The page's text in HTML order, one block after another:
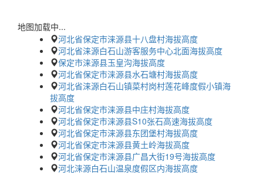
地图加载中...
河北省保定市涞源县十八盘村海拔高度
河北省涞源白石山游客服务中心北面海拔高度
保定市涞源县玉皇沟海拔高度
河北省保定市涞源县水石塘村海拔高度
河北省涞源白石山镇菜村岗村莲花峰度假小镇海
拔高度
河北省保定市涞源县中庄村海拔高度
河北省保定市涞源县S10张石高速海拔高度
河北省保定市涞源县东团堡村海拔高度
河北省保定市涞源县黄土岭海拔高度
河北省保定市涞源县广昌大街19号海拔高度
河北涞源白石山温泉度假区内海拔高度